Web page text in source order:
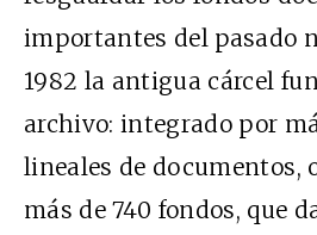
importantes del pasado
1982 la antigua cárcel
archivo: integrado por
lineales de documentos,
más de 740 fondos, que